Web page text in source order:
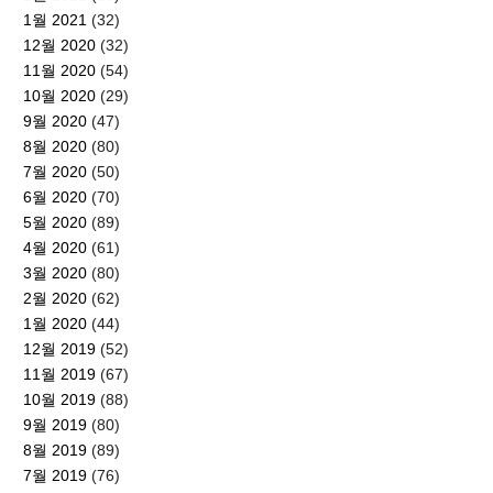
1월 2021 (32)
12월 2020 (32)
11월 2020 (54)
10월 2020 (29)
9월 2020 (47)
8월 2020 (80)
7월 2020 (50)
6월 2020 (70)
5월 2020 (89)
4월 2020 (61)
3월 2020 (80)
2월 2020 (62)
1월 2020 (44)
12월 2019 (52)
11월 2019 (67)
10월 2019 (88)
9월 2019 (80)
8월 2019 (89)
7월 2019 (76)